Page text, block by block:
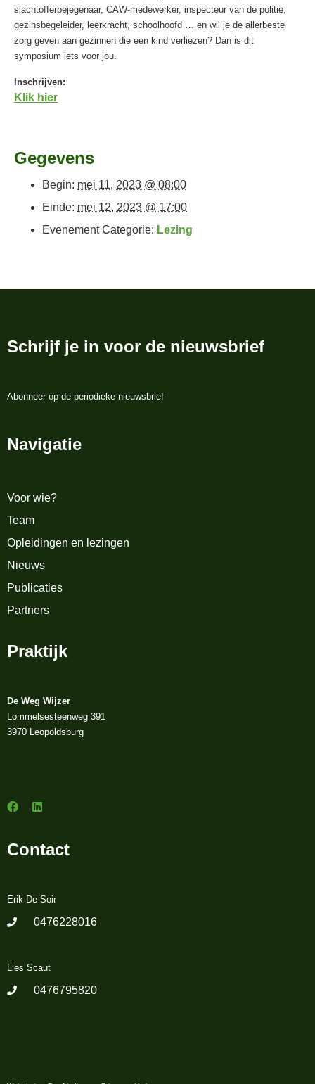
slachtofferbejegenaar, CAW-medewerker, inspecteur van de politie,
gezinsbegeleider, leerkracht, schoolhoofd … en wil je de allerbeste
zorg geven aan gezinnen die een kind verliezen? Dan is dit
symposium iets voor jou.
Inschrijven:
Klik hier
Gegevens
Begin: mei 11, 2023 @ 08:00
Einde: mei 12, 2023 @ 17:00
Evenement Categorie: Lezing
Schrijf je in voor de nieuwsbrief
Abonneer op de periodieke nieuwsbrief
Navigatie
Voor wie?
Team
Opleidingen en lezingen
Nieuws
Publicaties
Partners
Praktijk
De Weg Wijzer
Lommelsesteenweg 391
3970 Leopoldsburg
Contact
Erik De Soir
0476228016
Lies Scaut
0476795820